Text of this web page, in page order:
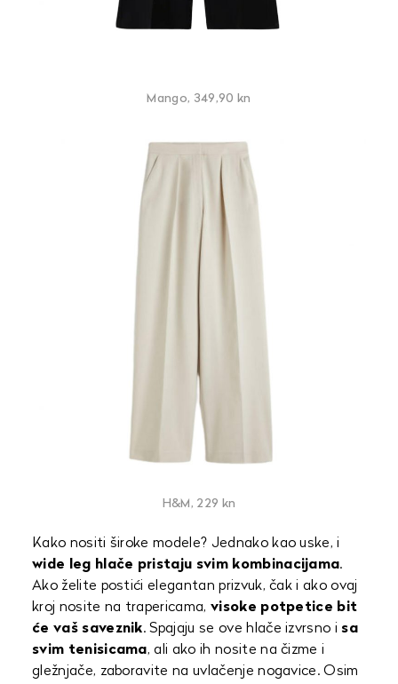
Mango, 349,90 kn
H&M, 229 kn
Kako nositi široke modele? Jednako kao uske, i
wide leg hlače pristaju svim kombinacijama.
Ako želite postići elegantan prizvuk, čak i ako ovaj
kroj nosite na trapericama, visoke potpetice bit
će vaš saveznik. Spajaju se ove hlače izvrsno i sa
svim tenisicama, ali ako ih nosite na čizme i
gležnjače, zaboravite na uvlačenje nogavice. Osim